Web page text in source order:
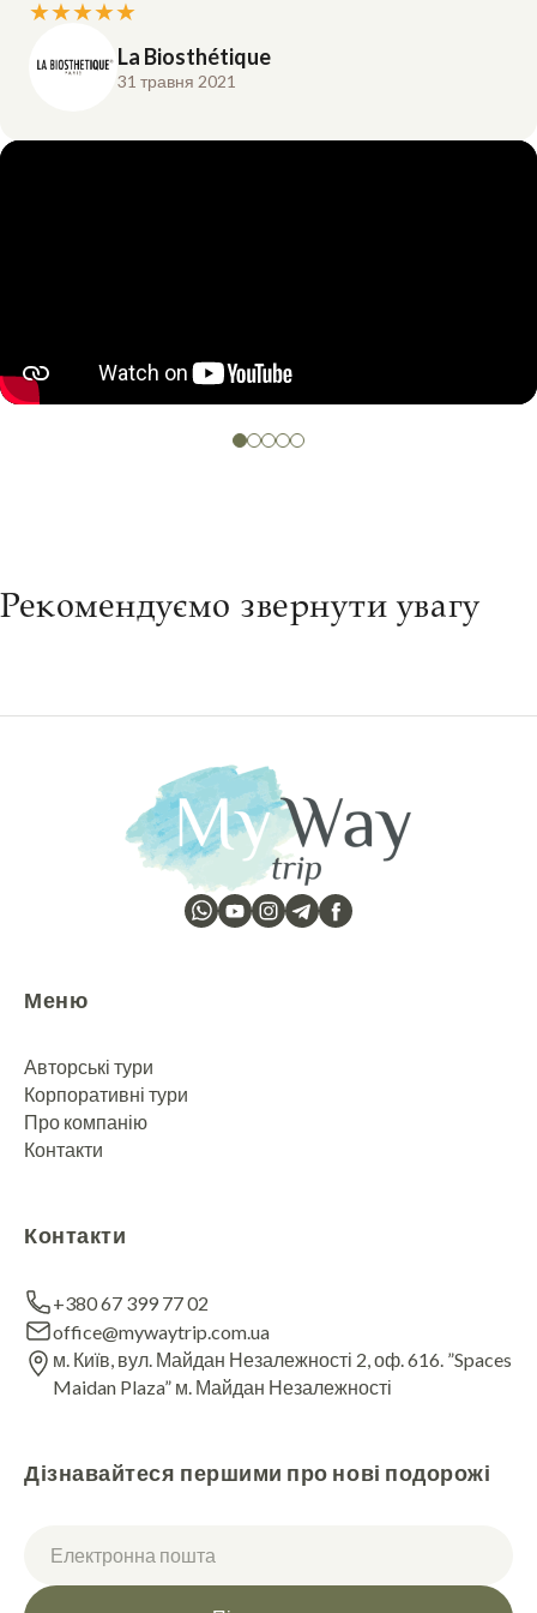
★★★★★
La Biosthétique
31 травня 2021
Рекомендуємо звернути увагу
Групу набрано
18 серпня — 26 серпня 2026
Меню
Авторські тури
Корпоративні тури
Про компанію
Контакти
Контакти
+380 67 399 77 02
office@mywaytrip.com.ua
м. Київ, вул. Майдан Незалежності 2, оф. 616. ”Spaces
Maidan Plaza” м. Майдан Незалежності
Дізнавайтеся першими про нові подорожі